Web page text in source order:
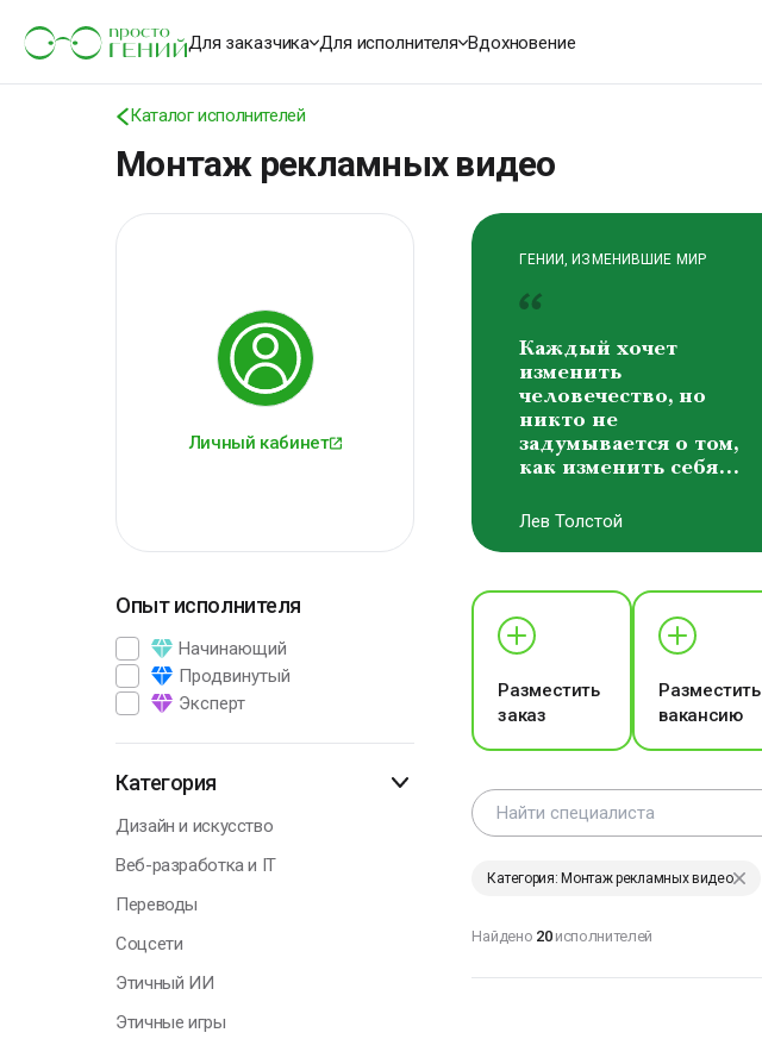
Для заказчика Для исполнителя Вдохновение
Каталог исполнителей
Монтаж рекламных видео
Личный кабинет
Опыт исполнителя
Начинающий
Продвинутый
Эксперт
Категория
Дизайн и искусство
Веб-разработка и IT
Переводы
Соцсети
Этичный ИИ
Этичные игры
человечество, но
задумывается о том,
Лев Толстой
Вдохновение -
это умение
приводить себя в
рабочее состояние
Пушкин
ГЕНИИ, ИЗМЕНИВШИЕ МИР
Не удерживай то, что
отталкивай то, что
приходит. И тогда
счастье само найдёт
Разместить
заказ
Разместить
вакансию
Категория: Монтаж рекламных видео
Найдено 20 исполнителей